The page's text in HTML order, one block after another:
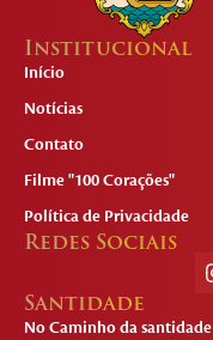
Institucional
Início
Notícias
Contato
Filme "100 Corações"
Política de Privacidade
Redes Sociais
Santidade
No Caminho da santidade